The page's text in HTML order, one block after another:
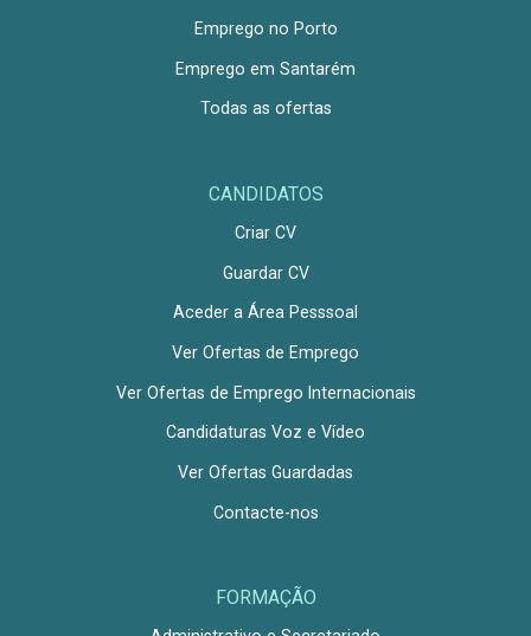
Emprego no Porto
Emprego em Santarém
Todas as ofertas
CANDIDATOS
Criar CV
Guardar CV
Aceder a Área Pesssoal
Ver Ofertas de Emprego
Ver Ofertas de Emprego Internacionais
Candidaturas Voz e Vídeo
Ver Ofertas Guardadas
Contacte-nos
FORMAÇÃO